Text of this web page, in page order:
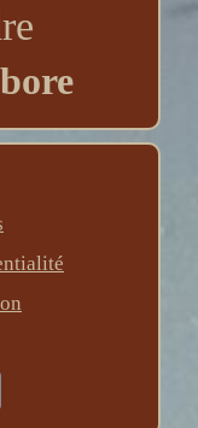
bore